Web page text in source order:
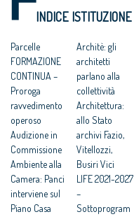
INDICE ISTITUZIONE
Parcelle
FORMAZIONE
CONTINUA –
Proroga
ravvedimento
operoso
Audizione in
Commissione
Ambiente alla
Camera: Panci
interviene sul
Piano Casa
Architè: gli
architetti
parlano alla
collettività
Architettura:
allo Stato
archivi Fazio,
Vitellozzi,
Busiri Vici
LIFE 2021-2027
–
Sottoprogram